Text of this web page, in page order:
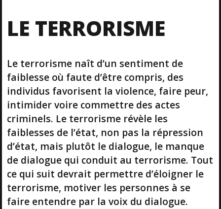
LE TERRORISME
Le terrorisme naît d’un sentiment de
faiblesse où faute d’être compris, des
individus favorisent la violence, faire peur,
intimider voire commettre des actes
criminels. Le terrorisme révèle les
faiblesses de l’état, non pas la répression
d’état, mais plutôt le dialogue, le manque
de dialogue qui conduit au terrorisme. Tout
ce qui suit devrait permettre d’éloigner le
terrorisme, motiver les personnes à se
faire entendre par la voix du dialogue.